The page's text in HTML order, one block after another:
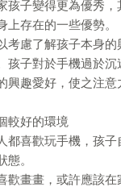
孩子變得更為優秀，
上存在的一些優勢。
考慮了解孩子本身的
孩子對於手機過於沉
興趣愛好，使之注
較好的環境
都喜歡玩手機，孩子
。
歡畫畫，或許應該在